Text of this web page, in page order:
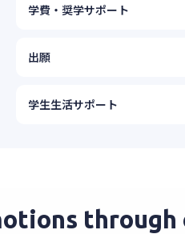
学費・奨学サポート
出願
学生生活サポート
through